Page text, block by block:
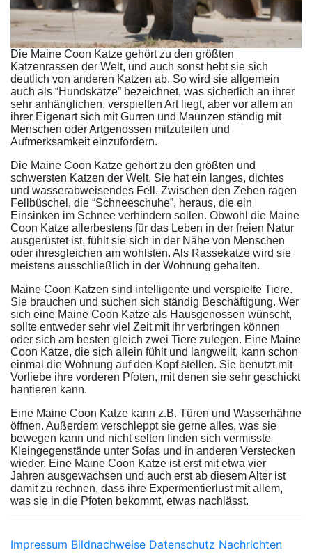
Die Maine Coon Katze gehört zu den größten
Katzenrassen der Welt, und auch sonst hebt sie sich
deutlich von anderen Katzen ab. So wird sie allgemein
auch als “Hundskatze” bezeichnet, was sicherlich an ihrer
sehr anhänglichen, verspielten Art liegt, aber vor allem an
ihrer Eigenart sich mit Gurren und Maunzen ständig mit
Menschen oder Artgenossen mitzuteilen und
Aufmerksamkeit einzufordern.
Die Maine Coon Katze gehört zu den größten und
schwersten Katzen der Welt. Sie hat ein langes, dichtes
und wasserabweisendes Fell. Zwischen den Zehen ragen
Fellbüschel, die “Schneeschuhe”, heraus, die ein
Einsinken im Schnee verhindern sollen. Obwohl die Maine
Coon Katze allerbestens für das Leben in der freien Natur
ausgerüstet ist, fühlt sie sich in der Nähe von Menschen
oder ihresgleichen am wohlsten. Als Rassekatze wird sie
meistens ausschließlich in der Wohnung gehalten.
Maine Coon Katzen sind intelligente und verspielte Tiere.
Sie brauchen und suchen sich ständig Beschäftigung. Wer
sich eine Maine Coon Katze als Hausgenossen wünscht,
sollte entweder sehr viel Zeit mit ihr verbringen können
oder sich am besten gleich zwei Tiere zulegen. Eine Maine
Coon Katze, die sich allein fühlt und langweilt, kann schon
einmal die Wohnung auf den Kopf stellen. Sie benutzt mit
Vorliebe ihre vorderen Pfoten, mit denen sie sehr geschickt
hantieren kann.
Eine Maine Coon Katze kann z.B. Türen und Wasserhähne
öffnen. Außerdem verschleppt sie gerne alles, was sie
bewegen kann und nicht selten finden sich vermisste
Kleingegenstände unter Sofas und in anderen Verstecken
wieder. Eine Maine Coon Katze ist erst mit etwa vier
Jahren ausgewachsen und auch erst ab diesem Alter ist
damit zu rechnen, dass ihre Expermentierlust mit allem,
was sie in die Pfoten bekommt, etwas nachlässt.
Impressum Bildnachweise Datenschutz Nachrichten